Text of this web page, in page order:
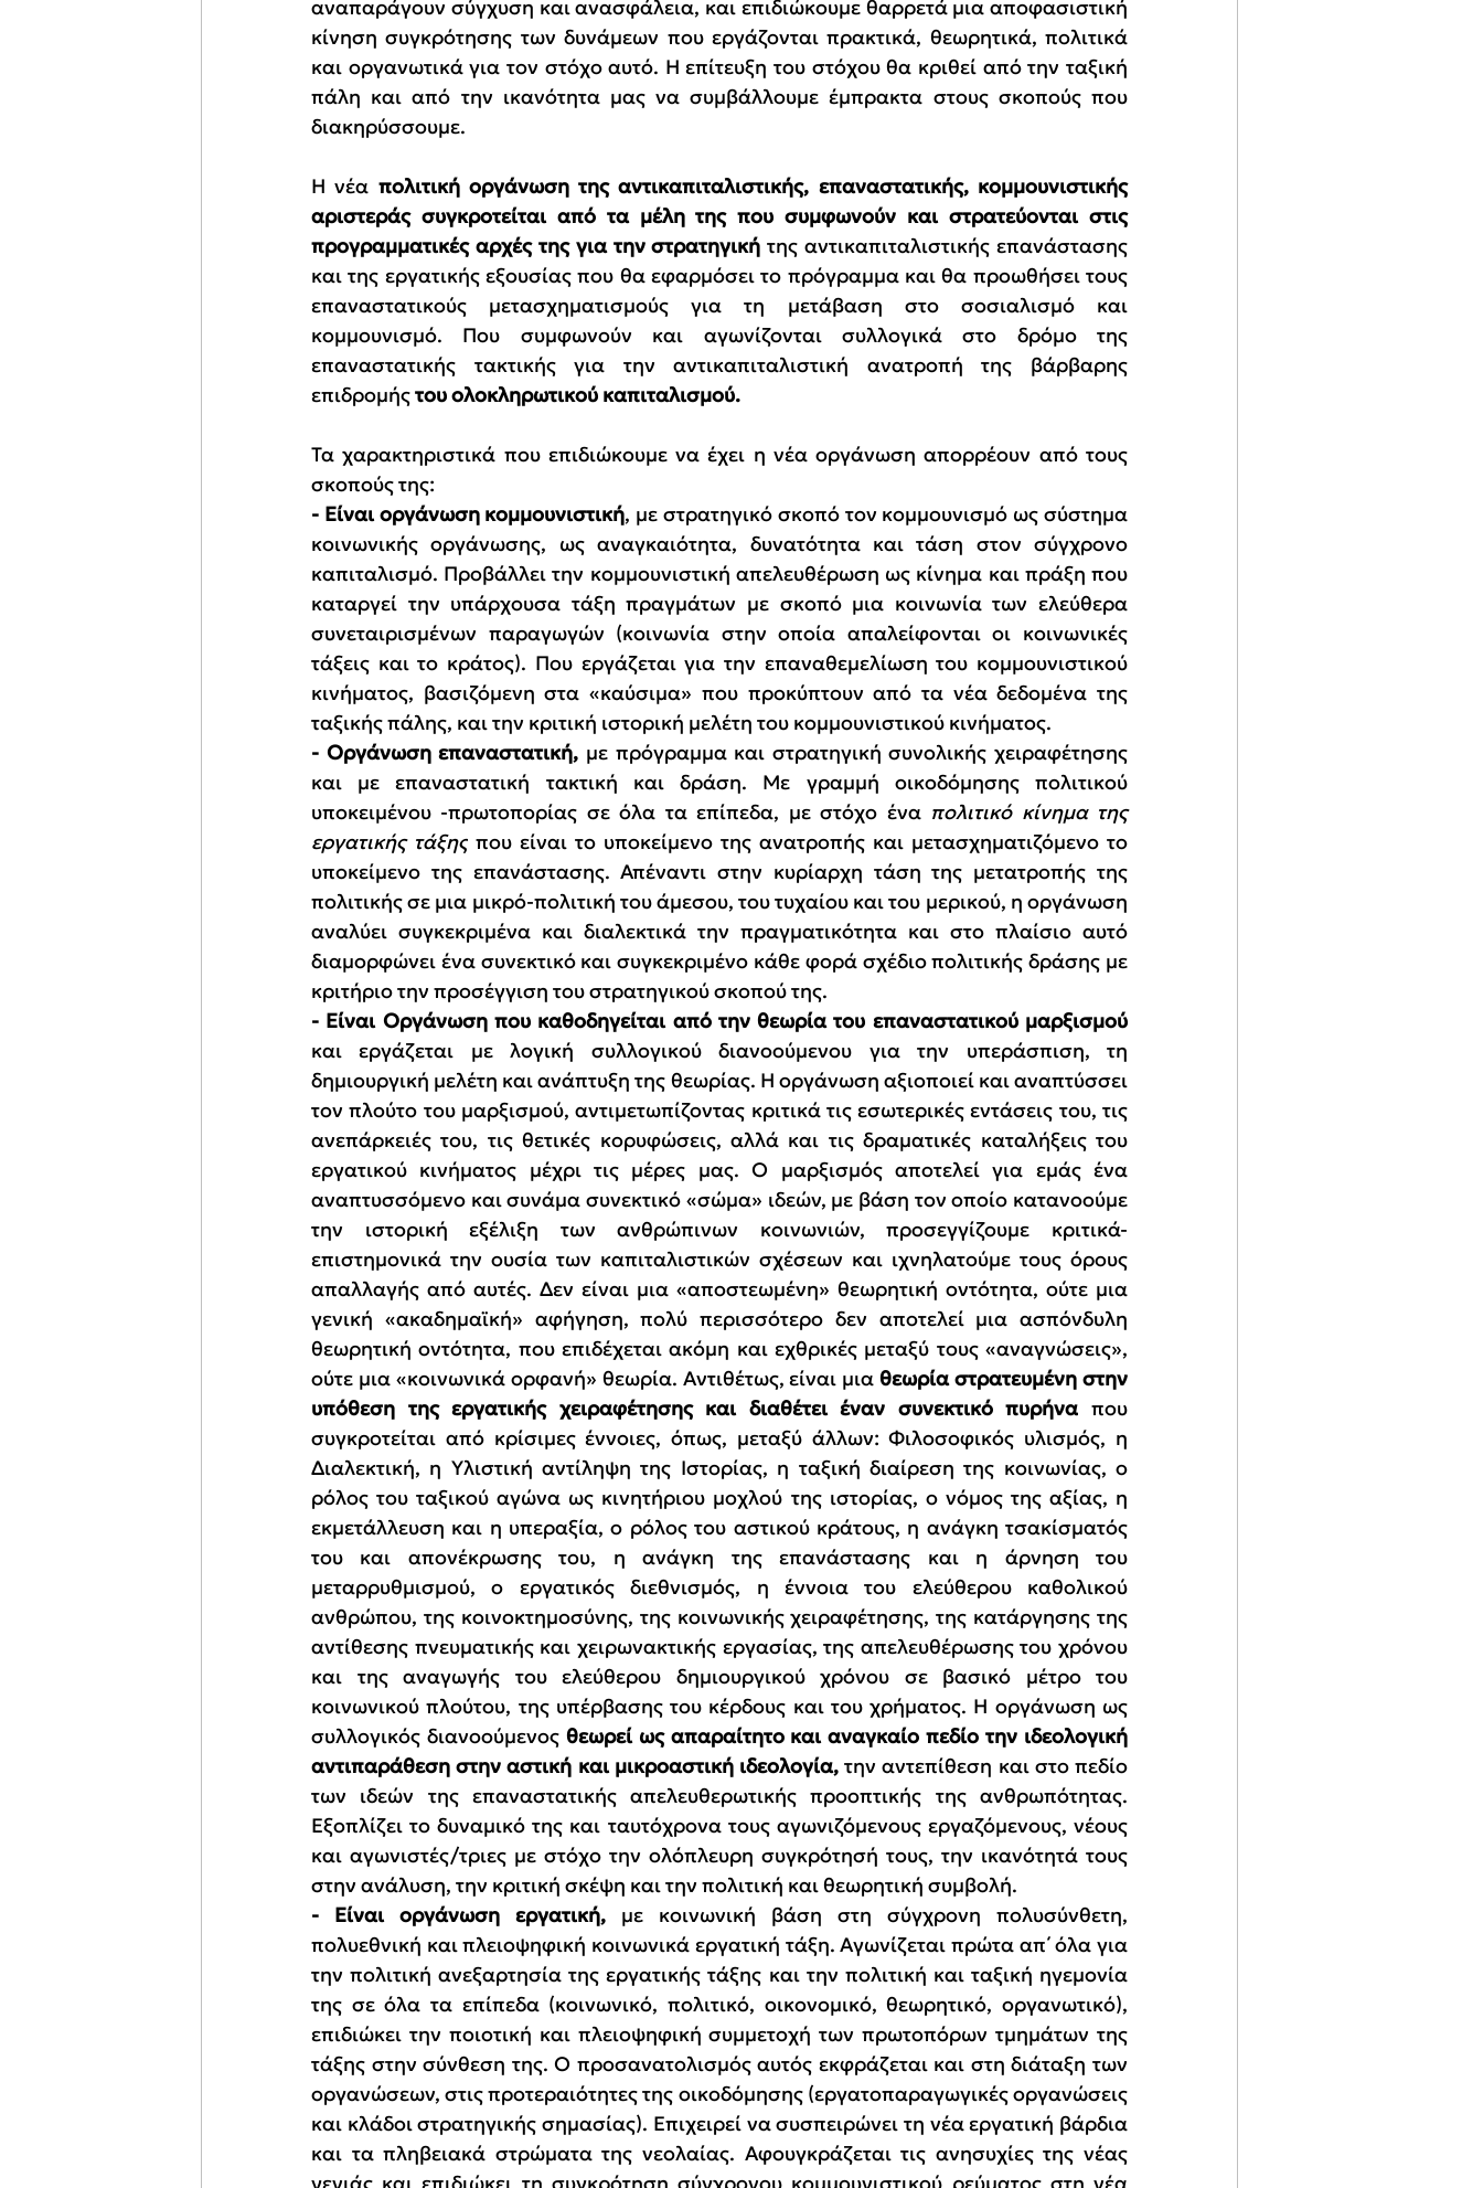
αναπαράγουν σύγχυση και ανασφάλεια, και επιδιώκουμε θαρρετά μια αποφασιστική
κίνηση συγκρότησης των δυνάμεων που εργάζονται πρακτικά, θεωρητικά, πολιτικά
και οργανωτικά για τον στόχο αυτό. Η επίτευξη του στόχου θα κριθεί από την ταξική
πάλη και από την ικανότητα μας να συμβάλλουμε έμπρακτα στους σκοπούς που
διακηρύσσουμε.
Η νέα πολιτική οργάνωση της αντικαπιταλιστικής, επαναστατικής, κομμουνιστικής
αριστεράς συγκροτείται από τα μέλη της που συμφωνούν και στρατεύονται στις
προγραμματικές αρχές της για την στρατηγική της αντικαπιταλιστικής επανάστασης
και της εργατικής εξουσίας που θα εφαρμόσει το πρόγραμμα και θα προωθήσει τους
επαναστατικούς μετασχηματισμούς για τη μετάβαση στο σοσιαλισμό και
κομμουνισμό. Που συμφωνούν και αγωνίζονται συλλογικά στο δρόμο της
επαναστατικής τακτικής για την αντικαπιταλιστική ανατροπή της βάρβαρης
επιδρομής του ολοκληρωτικού καπιταλισμού.
Τα χαρακτηριστικά που επιδιώκουμε να έχει η νέα οργάνωση απορρέουν από τους
σκοπούς της:
- Είναι οργάνωση κομμουνιστική, με στρατηγικό σκοπό τον κομμουνισμό ως σύστημα
κοινωνικής οργάνωσης, ως αναγκαιότητα, δυνατότητα και τάση στον σύγχρονο
καπιταλισμό. Προβάλλει την κομμουνιστική απελευθέρωση ως κίνημα και πράξη που
καταργεί την υπάρχουσα τάξη πραγμάτων με σκοπό μια κοινωνία των ελεύθερα
συνεταιρισμένων παραγωγών (κοινωνία στην οποία απαλείφονται οι κοινωνικές
τάξεις και το κράτος). Που εργάζεται για την επαναθεμελίωση του κομμουνιστικού
κινήματος, βασιζόμενη στα «καύσιμα» που προκύπτουν από τα νέα δεδομένα της
ταξικής πάλης, και την κριτική ιστορική μελέτη του κομμουνιστικού κινήματος.
- Οργάνωση επαναστατική, με πρόγραμμα και στρατηγική συνολικής χειραφέτησης
και με επαναστατική τακτική και δράση. Με γραμμή οικοδόμησης πολιτικού
υποκειμένου -πρωτοπορίας σε όλα τα επίπεδα, με στόχο ένα πολιτικό κίνημα της
εργατικής τάξης που είναι το υποκείμενο της ανατροπής και μετασχηματιζόμενο το
υποκείμενο της επανάστασης. Απέναντι στην κυρίαρχη τάση της μετατροπής της
πολιτικής σε μια μικρό-πολιτική του άμεσου, του τυχαίου και του μερικού, η οργάνωση
αναλύει συγκεκριμένα και διαλεκτικά την πραγματικότητα και στο πλαίσιο αυτό
διαμορφώνει ένα συνεκτικό και συγκεκριμένο κάθε φορά σχέδιο πολιτικής δράσης με
κριτήριο την προσέγγιση του στρατηγικού σκοπού της.
- Είναι Οργάνωση που
και εργάζεται με λογική συλλογικού διανοούμενου για την υπεράσπιση, τη
δημιουργική μελέτη και ανάπτυξη της θεωρίας. Η οργάνωση αξιοποιεί και αναπτύσσει
τον πλούτο του μαρξισμού, αντιμετωπίζοντας κριτικά τις εσωτερικές εντάσεις του, τις
ανεπάρκειές του, τις θετικές κορυφώσεις, αλλά και τις δραματικές καταλήξεις του
εργατικού κινήματος μέχρι τις μέρες μας. Ο μαρξισμός αποτελεί για εμάς ένα
αναπτυσσόμενο και συνάμα συνεκτικό «σώμα» ιδεών, με βάση τον οποίο κατανοούμε
την ιστορική εξέλιξη των ανθρώπινων κοινωνιών, προσεγγίζουμε κριτικά-
επιστημονικά την ουσία των καπιταλιστικών σχέσεων και ιχνηλατούμε τους όρους
απαλλαγής από αυτές. Δεν είναι μια «αποστεωμένη» θεωρητική οντότητα, ούτε μια
γενική «ακαδημαϊκή» αφήγηση, πολύ περισσότερο δεν αποτελεί μια ασπόνδυλη
θεωρητική οντότητα, που επιδέχεται ακόμη και εχθρικές μεταξύ τους «αναγνώσεις»,
ούτε μια «κοινωνικά ορφανή» θεωρία. Αντιθέτως, είναι μια θεωρία στρατευμένη στην
υπόθεση της εργατικής χειραφέτησης και διαθέτει έναν συνεκτικό πυρήνα που
συγκροτείται από κρίσιμες έννοιες, όπως, μεταξύ άλλων: Φιλοσοφικός υλισμός, η
Διαλεκτική, η Υλιστική αντίληψη της Ιστορίας, η ταξική διαίρεση της κοινωνίας, ο
ρόλος του ταξικού αγώνα ως κινητήριου μοχλού της ιστορίας, ο νόμος της αξίας, η
εκμετάλλευση και η υπεραξία, ο ρόλος του αστικού κράτους, η ανάγκη τσακίσματός
του και απονέκρωσης του, η ανάγκη της επανάστασης και η άρνηση του
μεταρρυθμισμού, ο εργατικός διεθνισμός, η έννοια του ελεύθερου καθολικού
ανθρώπου, της κοινοκτημοσύνης, της κοινωνικής χειραφέτησης, της κατάργησης της
αντίθεσης πνευματικής και χειρωνακτικής εργασίας, της απελευθέρωσης του χρόνου
και της αναγωγής του ελεύθερου δημιουργικού χρόνου σε βασικό μέτρο του
κοινωνικού πλούτου, της υπέρβασης του κέρδους και του χρήματος. Η οργάνωση ως
συλλογικός διανοούμενος θεωρεί ως απαραίτητο και αναγκαίο πεδίο την ιδεολογική
αντιπαράθεση στην αστική και μικροαστική ιδεολογία, την αντεπίθεση και στο πεδίο
των ιδεών της επαναστατικής απελευθερωτικής προοπτικής της ανθρωπότητας.
Εξοπλίζει το δυναμικό της και ταυτόχρονα τους αγωνιζόμενους εργαζόμενους, νέους
και αγωνιστές/τριες με στόχο την ολόπλευρη συγκρότησή τους, την ικανότητά τους
στην ανάλυση, την κριτική σκέψη και την πολιτική και θεωρητική συμβολή.
- Είναι οργάνωση εργατική, με κοινωνική βάση στη σύγχρονη πολυσύνθετη,
πολυεθνική και πλειοψηφική κοινωνικά εργατική τάξη. Αγωνίζεται πρώτα απ΄ όλα για
την πολιτική ανεξαρτησία της εργατικής τάξης και την πολιτική και ταξική ηγεμονία
της σε όλα τα επίπεδα (κοινωνικό, πολιτικό, οικονομικό, θεωρητικό, οργανωτικό),
επιδιώκει την ποιοτική και πλειοψηφική συμμετοχή των πρωτοπόρων τμημάτων της
τάξης στην σύνθεση της. Ο προσανατολισμός αυτός εκφράζεται και στη διάταξη των
οργανώσεων, στις προτεραιότητες της οικοδόμησης (εργατοπαραγωγικές οργανώσεις
και κλάδοι στρατηγικής σημασίας). Επιχειρεί να συσπειρώνει τη νέα εργατική βάρδια
και τα πληβειακά στρώματα της νεολαίας. Αφουγκράζεται τις ανησυχίες της νέας